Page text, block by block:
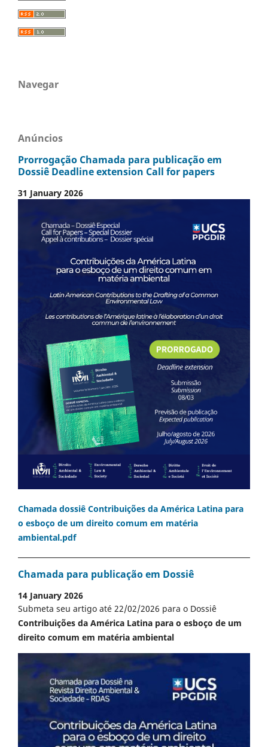
Navegar
Anúncios
Prorrogação Chamada para publicação em
Dossiê Deadline extension Call for papers
31 January 2026
Chamada dossiê Contribuições da América Latina para
o esboço de um direito comum em matéria
ambiental.pdf
Chamada para publicação em Dossiê
14 January 2026
Submeta seu artigo até 22/02/2026 para o Dossiê
Contribuições da América Latina para o esboço de um
direito comum em matéria ambiental